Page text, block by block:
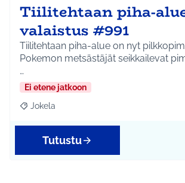
Tiilitehtaan piha-
valaistus #991
Tiilitehtaan piha-alue on nyt
Pokemon metsästäjät seikkailevat
…
Ei etene jatkoon
Rajaa tulokset aihepiirin mukaan: Jokela
Jokela
Tutustu